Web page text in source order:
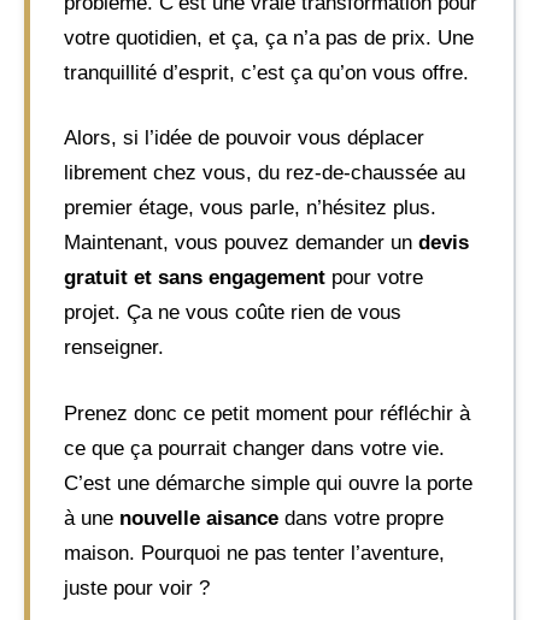
votre quotidien, et ça, ça n’a pas de prix. Une
tranquillité d’esprit, c’est ça qu’on vous offre.
Alors, si l’idée de pouvoir vous déplacer
librement chez vous, du rez-de-chaussée au
premier étage, vous parle, n’hésitez plus.
Maintenant, vous pouvez demander un devis
gratuit et sans engagement pour votre
projet. Ça ne vous coûte rien de vous
renseigner.
Prenez donc ce petit moment pour réfléchir à
ce que ça pourrait changer dans votre vie.
C’est une démarche simple qui ouvre la porte
à une nouvelle aisance dans votre propre
maison. Pourquoi ne pas tenter l’aventure,
juste pour voir ?